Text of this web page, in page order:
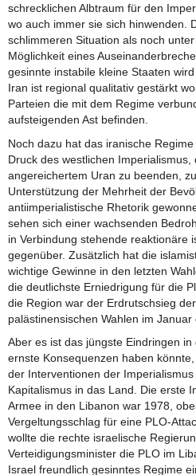
schrecklichen Albtraum für den
wo auch immer sie sich hinwenden.
schlimmeren Situation als noch
Möglichkeit eines
gesinnte instabile kleine Staaten
Iran ist regional qualitativ gestärkt
Parteien die mit dem Regime
aufsteigenden Ast befinden.
Noch dazu hat das iranische
Druck des westlichen Imperialismus,
angereichertem Uran zu beenden,
Unterstützung der Mehrheit der
antiimperialistische Rhetorik
sehen sich einer wachsenden
in Verbindung stehende reaktionäre
gegenüber. Zusätzlich hat die
wichtige Gewinne in den letzten
die deutlichste Erniedrigung für die
die Region war der Erdrutschsieg
palästinensischen Wahlen im Januar
Aber es ist das jüngste Eindringen
ernste Konsequenzen haben
der Interventionen der
Kapitalismus in das Land. Die erste
Armee in den Libanon war 1978,
Vergeltungsschlag für eine PLO-
wollte die rechte israelische
Verteidigungsminister die PLO im
Israel freundlich gesinntes Regime